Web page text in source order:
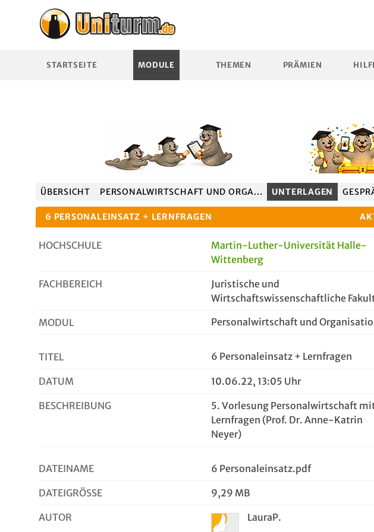
STARTSEITE MODULE THEMEN PRÄMIEN
ÜBERSICHT PERSONALWIRTSCHAFT UND ORGA... UNTERLAGEN
6 PERSONALEINSATZ + LERNFRAGEN
HOCHSCHULE
Martin-Luther-Universität Halle-
Wittenberg
FACHBEREICH
Juristische und
Wirtschaftswissenschaftliche
MODUL Personalwirtschaft und
TITEL 6 Personaleinsatz + Lernfragen
DATUM 10.06.22, 13:05 Uhr
BESCHREIBUNG
5. Vorlesung Personalwirtschaft
Lernfragen (Prof. Dr. Anne-Katrin
Neyer)
DATEINAME 6 Personaleinsatz.pdf
DATEIGRÖSSE 9,29 MB
AUTOR LauraP.